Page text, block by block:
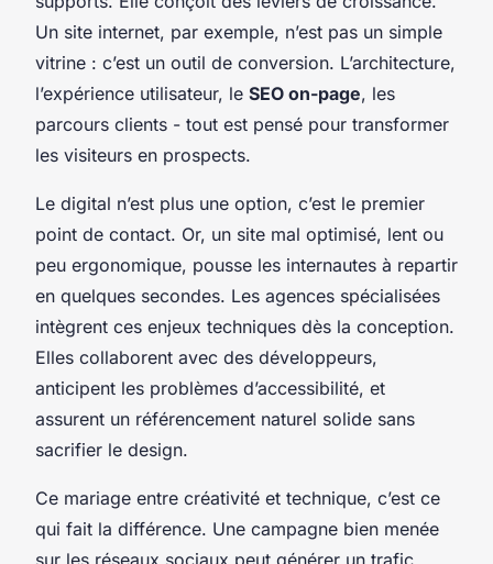
Un site internet, par exemple, n’est pas un simple
vitrine : c’est un outil de conversion. L’architecture,
l’expérience utilisateur, le SEO on-page, les
parcours clients - tout est pensé pour transformer
les visiteurs en prospects.
Le digital n’est plus une option, c’est le premier
point de contact. Or, un site mal optimisé, lent ou
peu ergonomique, pousse les internautes à repartir
en quelques secondes. Les agences spécialisées
intègrent ces enjeux techniques dès la conception.
Elles collaborent avec des développeurs,
anticipent les problèmes d’accessibilité, et
assurent un référencement naturel solide sans
sacrifier le design.
Ce mariage entre créativité et technique, c’est ce
qui fait la différence. Une campagne bien menée
sur les réseaux sociaux peut générer un trafic